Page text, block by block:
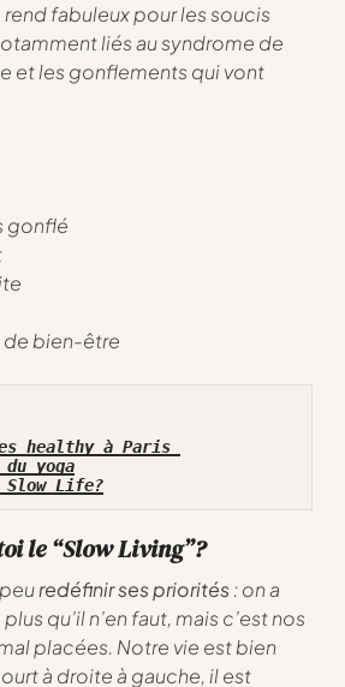
fabuleux pour les soucis
liés au syndrome de
et les gonflements qui vont
gonflé
de bien-être
healthy à Paris
yoga
Life?
le “Slow Living”?
peuredéfinir ses priorités: on a
qu’il n’en faut, mais c’est nos
placées. Notre vie est bien
à droite à gauche, il est